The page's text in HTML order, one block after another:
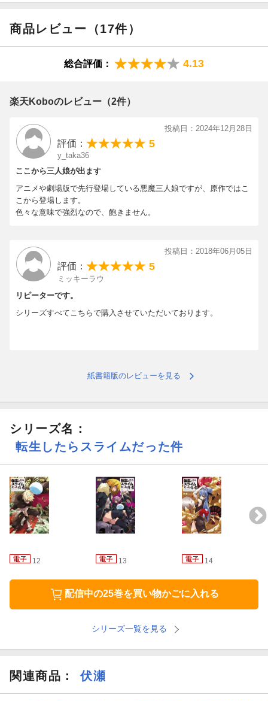
商品レビュー（17件）
総合評価： 4.13
楽天Koboのレビュー（2件）
投稿日：2024年12月28日
評価： 5
y_taka36
ここから三人娘が出ます
アニメや劇場版で先行登場している悪魔三人娘ですが、原作ではこ
こから登場します。
色々な意味で強烈なので、飽きません。
投稿日：2018年06月05日
評価： 5
ミッキーラウ
リピーターです。
シリーズすべてこちらで購入させていただいております。
紙書籍版のレビューを見る
シリーズ名：
転生したらスライムだった件
12 13 14
配信中の25巻を買い物かごに入れる
シリーズ一覧を見る
関連商品 ： 伏瀬